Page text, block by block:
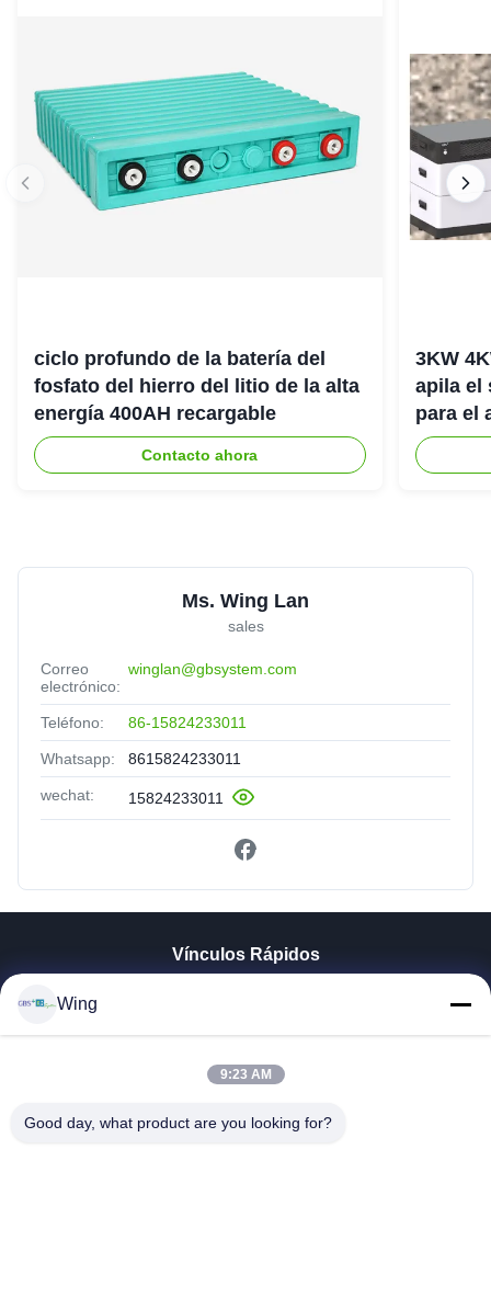
ciclo profundo de la batería del
fosfato del hierro del litio de la alta
energía 400AH recargable
Contacto ahora
3KW
apila el
para el
del
Ms. Wing Lan
sales
Correo
electrónico:
winglan@gbsystem.com
Teléfono: 86-15824233011
Whatsapp: 8615824233011
wechat: 15824233011
Vínculos Rápidos
Espectáculo VR
Recorrido Por La Fábrica
Wing
9:23 AM
Good day, what product are you looking for?